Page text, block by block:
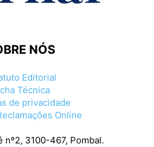
NÓS
Editorial
Técnica
de privacidade
Online
nº2, 3100-467, Pombal.